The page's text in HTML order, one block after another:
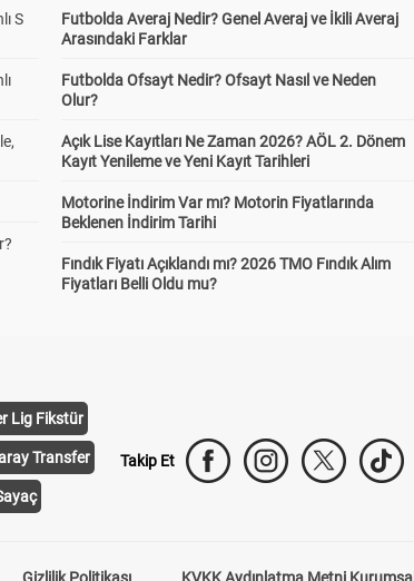
S
Futbolda Averaj Nedir? Genel Averaj ve İkili Averaj
Arasındaki Farklar
Futbolda Ofsayt Nedir? Ofsayt Nasıl ve Neden
Olur?
Açık Lise Kayıtları Ne Zaman 2026? AÖL 2. Dönem
Kayıt Yenileme ve Yeni Kayıt Tarihleri
Motorine İndirim Var mı? Motorin Fiyatlarında
Beklenen İndirim Tarihi
Fındık Fiyatı Açıklandı mı? 2026 TMO Fındık Alım
Fiyatları Belli Oldu mu?
Lig Fikstür
Transfer Takip Et